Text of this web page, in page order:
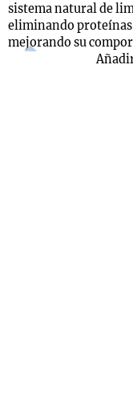
sistema natural de
eliminando proteínas
mejorando su